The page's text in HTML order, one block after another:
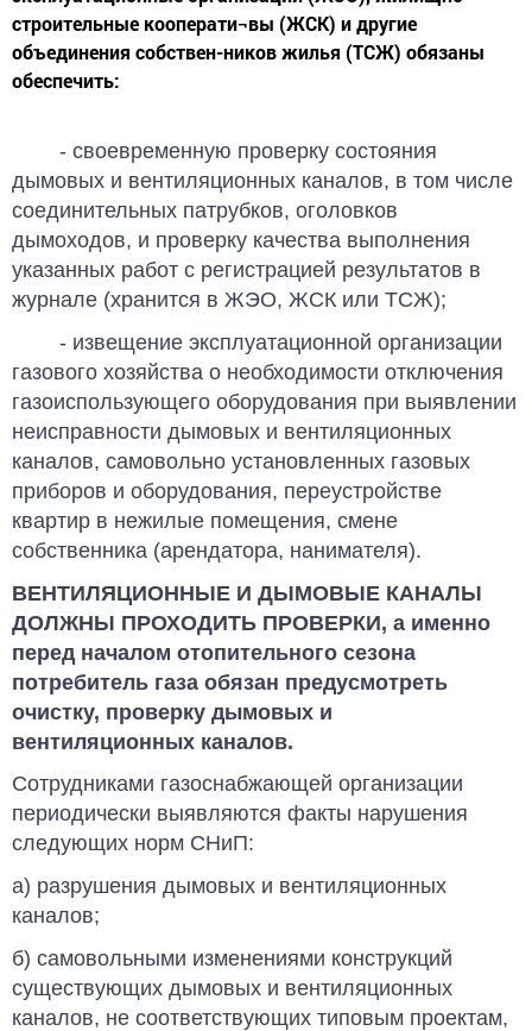
строительные кооперати¬вы (ЖСК) и другие
объединения собствен-ников жилья (ТСЖ) обязаны
обеспечить:
- своевременную проверку состояния
дымовых и вентиляционных каналов, в том числе
соединительных патрубков, оголовков
дымоходов, и проверку ка­чества выполнения
указанных работ с регистрацией результатов в
журнале (хранится в ЖЭО, ЖСК или ТСЖ);
- извещение эксплуатационной орга­низации
газового хозяйства о необходимости отключения
газоиспользующего оборудования при выявлении
неисправности дымовых и вентиляци­онных
каналов, самовольно установлен­ных газовых
приборов и оборудования, переустройстве
квартир в нежилые по­мещения, смене
собственника (аренда­тора, нанимателя).
ВЕНТИЛЯЦИОННЫЕ И ДЫМОВЫЕ КАНАЛЫ
ДОЛЖНЫ ПРОХОДИТЬ ПРО­ВЕРКИ, а именно
перед началом отопительного сезона
потребитель газа обязан предусмотреть
очистку, проверку дымовых и
вентиляционных каналов.
Сотрудниками газоснабжающей организации
периодически выявляются факты нарушения
следующих норм СНиП:
а) разрушения дымовых и вентиляционных
каналов;
б) самовольными изменениями конструкций
существующих дымовых и вентиляционных
каналов, не соответствующих типовым проектам,